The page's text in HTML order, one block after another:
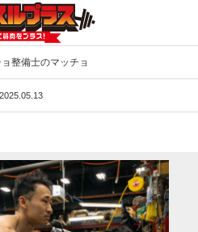
整備士のマッチョ
2025.05.13